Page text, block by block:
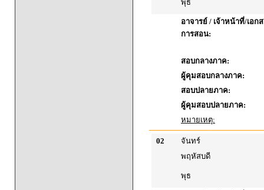
พุธ
อาจารย์ / เจ้าหน้าที่/เอก
การสอน:
สอบกลางภาค:
ผู้คุมสอบกลางภาค:
สอบปลายภาค:
ผู้คุมสอบปลายภาค:
หมายเหตุ:
02
จันทร์
พฤหัสบดี
พุธ